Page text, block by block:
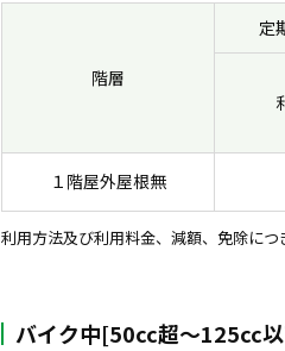
階層
定
１階屋外屋根無
利用方法及び利用料金、減額、免除につ
バイク中[50cc超〜125cc